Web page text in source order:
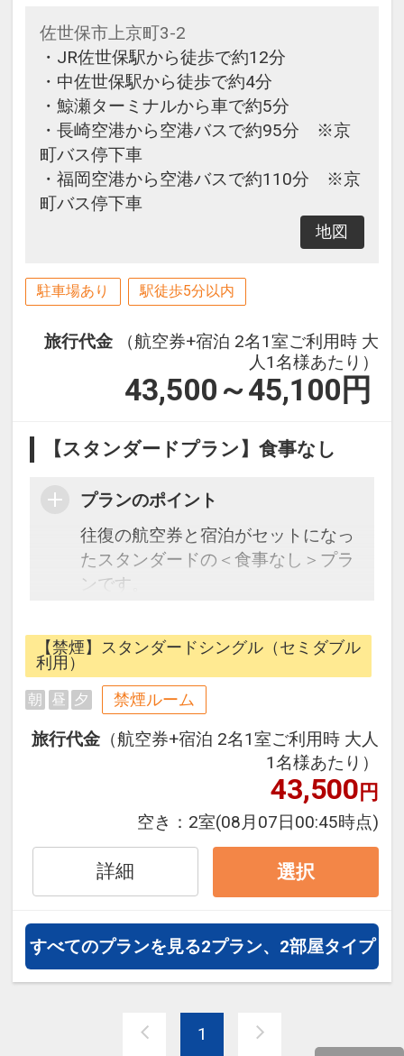
佐世保市上京町3-2
・JR佐世保駅から徒歩で約12分
・中佐世保駅から徒歩で約4分
・鯨瀬ターミナルから車で約5分
・長崎空港から空港バスで約95分 ※京
町バス停下車
・福岡空港から空港バスで約110分 ※京
町バス停下車
地図
駐車場あり 駅徒歩5分以内
旅行代金
（航空券+宿泊 2名1室ご利用時 大
人1名様あたり）
43,500～45,100 円
【スタンダードプラン】食事なし
プランのポイント
往復の航空券と宿泊がセットになっ
たスタンダードの＜食事なし＞プラ
ンです。
できるダイナミックパッケージだか
ら、一都市滞在はもちろん周遊旅行
にも最適！
旅行期間中の1泊だけの宿泊や延
泊・飛び泊なども自由自在です。
JALマイレージ会員の方にはフライ
トマイルが50%貯まります。
●2026年6月1日、客室やロビー、レ
ストランなどをリニューアルしてリ
ブランドオープンいたしました。
■宿泊者特典
ミネラルウォーターをお1人様1本プ
レゼント
【禁煙】スタンダードシングル（セミダブル
利用）
朝 昼 夕 禁煙ルーム
旅行代金 （航空券+宿泊 2名1室ご利用時 大人
1名様あたり）
43,500円
空き： 2室(08月07日00:45時点)
詳細 選択
すべてのプランを見る2プラン、2部屋タイプ
1